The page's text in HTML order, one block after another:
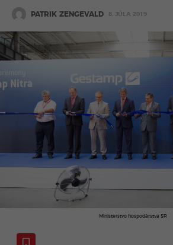
PATRIK ZENGEVALD 8. JÚLA 2019
Ministerstvo hospodárstva SR